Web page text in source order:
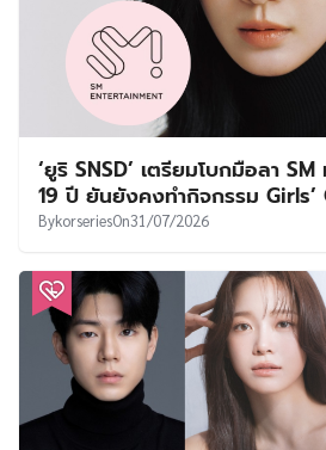
‘ยูริ SNSD’ เตรียมโบกมือลา
19 ปี ยันยังคงทำกิจกรรม
BykorseriesOn31/07/2026